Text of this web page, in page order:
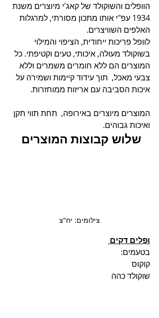
הוופלים והשוקולד של קאג'י מיוצרים משנת
1934 עפ"י אותו מתכון מסורתי, למרגלות
האלפים השוויצרים.
לוופל פריכות ייחודית, הציפוי והמילוי
בשוקולד מעולה, איכותי, טעים וקטיפתי. כל
המוצרים הם ללא חומרים משמרים וללא
צבעי מאכל,  תוך עידוד קיימות ושמירה על
איכות הסביבה עם אריזות ממוחזרות.
המוצרים מיוצרים באירופה,  תחת תווי תקן
ואיכות גבוהים.
שלוש קבוצות המוצרים
צילומים: יח"צ
ופלים דקים
בטעמים:
קוקוס
שוקולד כהה